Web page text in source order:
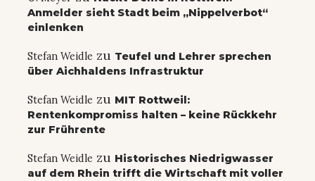
Anmelder sieht Stadt beim „Nippelverbot“
einlenken
Stefan Weidle zu Teufel und Lehrer sprechen
über Aichhaldens Infrastruktur
Stefan Weidle zu MIT Rottweil:
Rentenkompromiss halten – keine Rückkehr
zur Frührente
Stefan Weidle zu Historisches Niedrigwasser
auf dem Rhein trifft die Wirtschaft mit voller